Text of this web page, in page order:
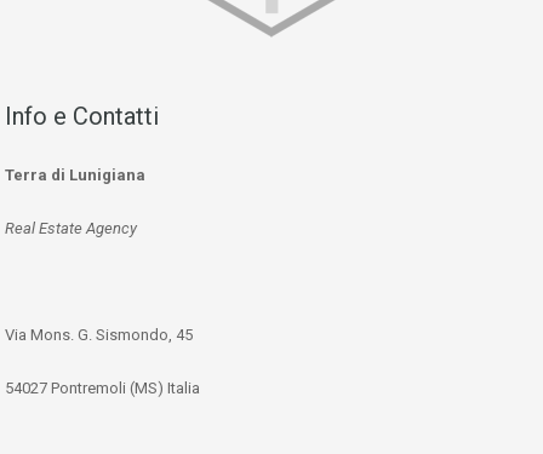
Info e Contatti
Terra di Lunigiana
Real Estate Agency
Via Mons. G. Sismondo, 45
54027 Pontremoli (MS) Italia